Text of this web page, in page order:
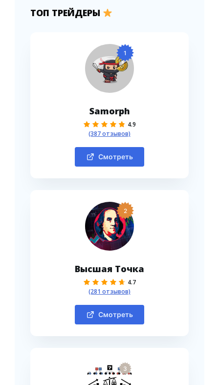
ТОП ТРЕЙДЕРЫ
1
Samorph
4.9
(387 отзывов)
Смотреть
2
Высшая Точка
4.7
(281 отзывов)
Смотреть
3